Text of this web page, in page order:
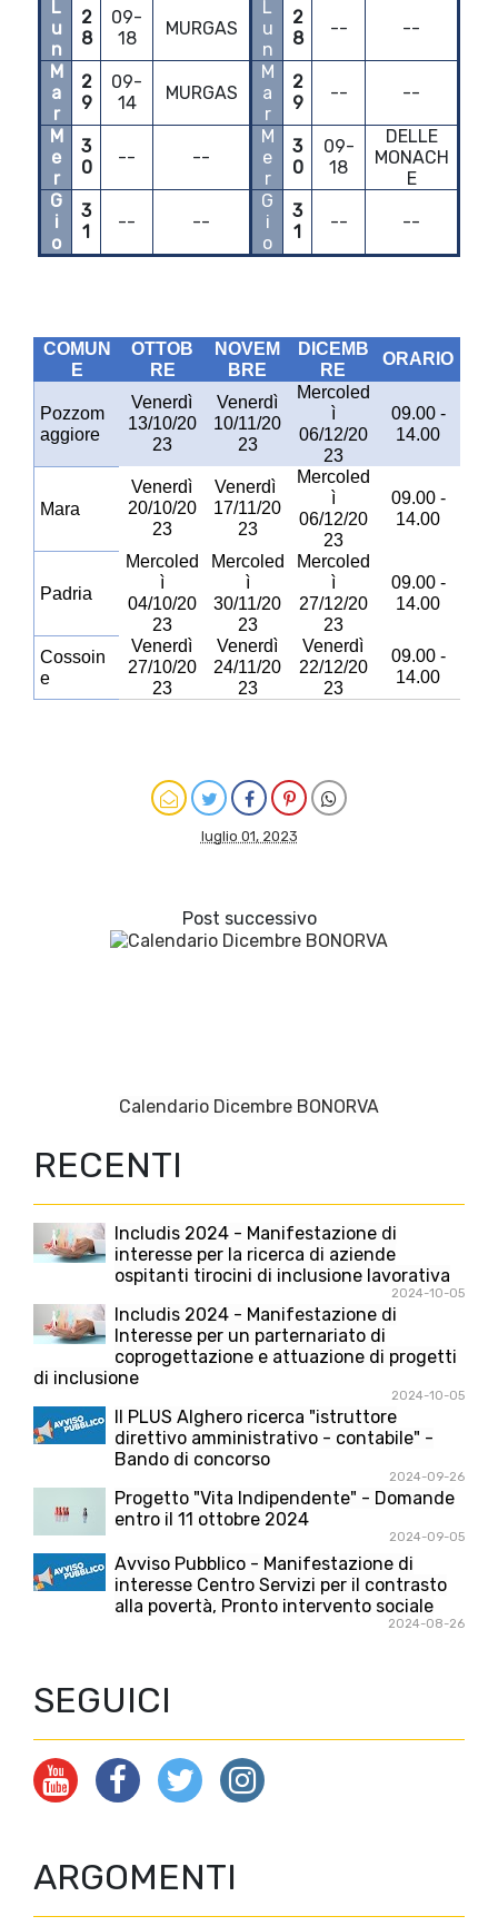
L
u
n
2
8
09-
18
MURGAS
L
u
n
2
8
-- --
M
a
r
2
9
09-
14
MURGAS
M
a
r
2
9
-- --
M
e
r
3
0
-- --
M
e
r
3
0
09-
18
DELLE
MONACH
E
G
i
o
3
1
-- --
G
i
o
3
1
-- --
COMUN
E
OTTOB
RE
NOVEM
BRE
DICEMB
RE
ORARIO
Pozzom
aggiore
Venerdì
13/10/20
23
Venerdì
10/11/20
23
Mercoled
ì
06/12/20
23
09.00 -
14.00
Mara
Venerdì
20/10/20
23
Venerdì
17/11/20
23
Mercoled
ì
06/12/20
23
09.00 -
14.00
Padria
Mercoled
ì
04/10/20
23
Mercoled
ì
30/11/20
23
Mercoled
ì
27/12/20
23
09.00 -
14.00
Cossoin
e
Venerdì
27/10/20
23
Venerdì
24/11/20
23
Venerdì
22/12/20
23
09.00 -
14.00
luglio 01, 2023
Calendario Dicembre BONORVA
RECENTI
Includis 2024 - Manifestazione di
interesse per la ricerca di aziende
ospitanti tirocini di inclusione lavorativa
2024-10-05
Includis 2024 - Manifestazione di
Interesse per un parternariato di
coprogettazione e attuazione di progetti
di inclusione
2024-10-05
Il PLUS Alghero ricerca "istruttore
direttivo amministrativo - contabile" -
Bando di concorso
2024-09-26
Progetto "Vita Indipendente" - Domande
entro il 11 ottobre 2024
2024-09-05
Avviso Pubblico - Manifestazione di
interesse Centro Servizi per il contrasto
alla povertà, Pronto intervento sociale
2024-08-26
SEGUICI
ARGOMENTI